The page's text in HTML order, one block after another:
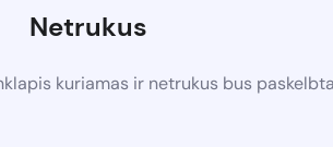
Netrukus
kuriamas ir netrukus bus